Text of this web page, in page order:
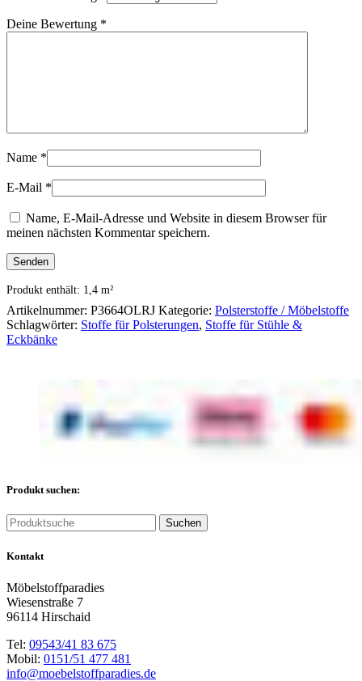
Deine Bewertung *
Name *
E-Mail *
Name, E-Mail-Adresse und Website in diesem Browser für
meinen nächsten Kommentar speichern.
Produkt enthält: 1,4 m²
Artikelnummer: P3664OLRJ Kategorie: Polsterstoffe / Möbelstoffe
Schlagwörter: Stoffe für Polsterungen, Stoffe für Stühle &
Eckbänke
Produkt suchen:
Suchen
Kontakt
Möbelstoffparadies
Wiesenstraße 7
96114 Hirschaid
Tel: 09543/41 83 675
Mobil: 0151/51 477 481
info@moebelstoffparadies.de